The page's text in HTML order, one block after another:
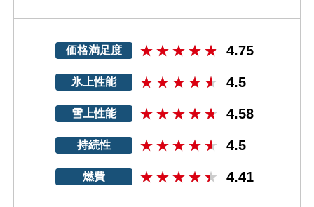
価格満足度 4.75
氷上性能 4.5
雪上性能 4.58
持続性 4.5
燃費 4.41